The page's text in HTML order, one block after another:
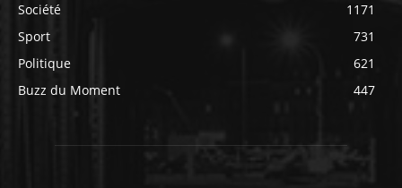
Société
1171
Sport
731
Politique
621
Buzz du Moment
447